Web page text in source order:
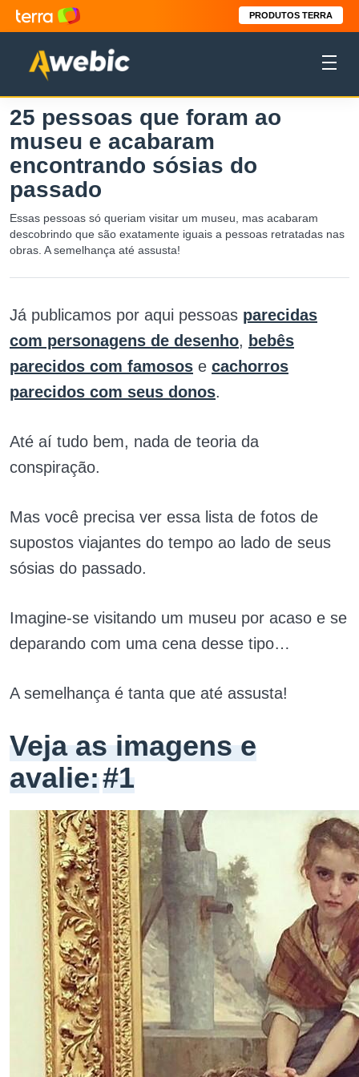
PRODUTOS TERRA
25 pessoas que foram ao
museu e acabaram
encontrando sósias do
passado
Essas pessoas só queriam visitar um museu, mas acabaram
descobrindo que são exatamente iguais a pessoas retratadas nas
obras. A semelhança até assusta!
Já publicamos por aqui pessoas parecidas
com personagens de desenho, bebês
parecidos com famosos e cachorros
parecidos com seus donos.
Até aí tudo bem, nada de teoria da
conspiração.
Mas você precisa ver essa lista de fotos de
supostos viajantes do tempo ao lado de seus
sósias do passado.
Imagine-se visitando um museu por acaso e se
deparando com uma cena desse tipo…
A semelhança é tanta que até assusta!
Veja as imagens e
avalie:#1